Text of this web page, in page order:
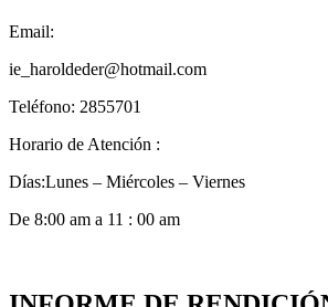
Email:
ie_haroldeder@hotmail.com
Teléfono: 2855701
Horario de Atención :
Días:Lunes – Miércoles – Viernes
De 8:00 am a 11 : 00 am